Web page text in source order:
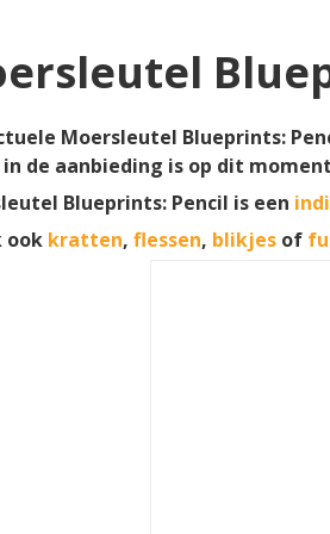
Moersleutel Blueprints:
in de aanbieding is op dit
Blueprints: Pencil is een
ook kratten, flessen, blikjes of